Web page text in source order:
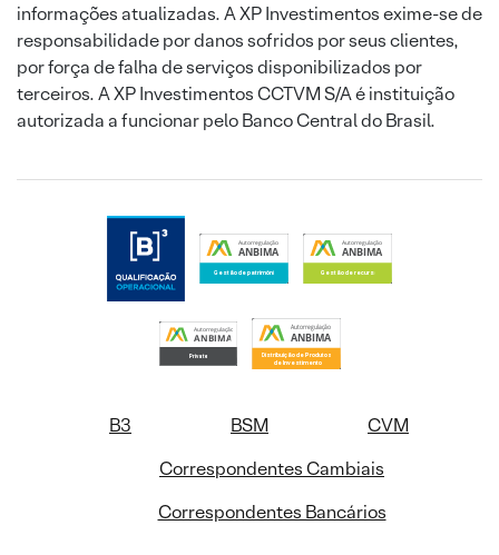
informações atualizadas. A XP Investimentos exime-se de
responsabilidade por danos sofridos por seus clientes,
por força de falha de serviços disponibilizados por
terceiros. A XP Investimentos CCTVM S/A é instituição
autorizada a funcionar pelo Banco Central do Brasil.
B3 BSM
CVM
Correspondentes Cambiais
Correspondentes Bancários